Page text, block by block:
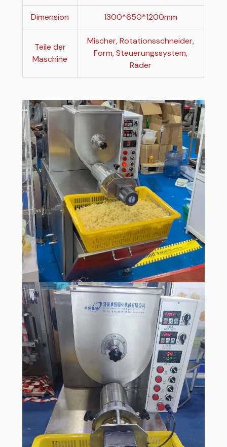
Dimension 1300*650*1200mm
Teile der
Maschine
Mischer, Rotationsschneider,
Form, Steuerungssystem,
Räder